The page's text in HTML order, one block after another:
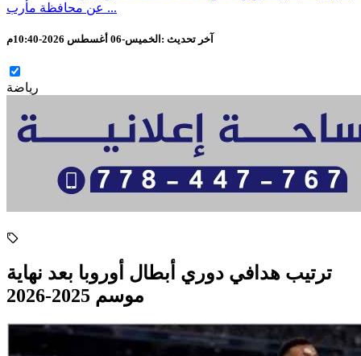
عن محافظة مأرب ...
آخر تحديث : الخميس-06 أغسطس 2026-10:40م
رياضة
ترتيب هدافي دوري أبطال أوروبا بعد نهاية
موسم 2025-2026